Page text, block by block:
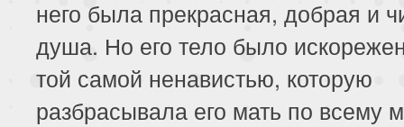
него была прекрасная, добрая и
душа. Но его тело было
той самой ненавистью, которую
разбрасывала его мать по всему